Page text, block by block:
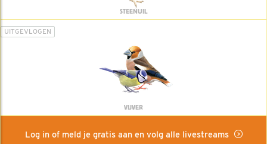
STEENUIL
UITGEVLOGEN
VIJVER
Log in of meld je gratis aan en volg alle livestreams